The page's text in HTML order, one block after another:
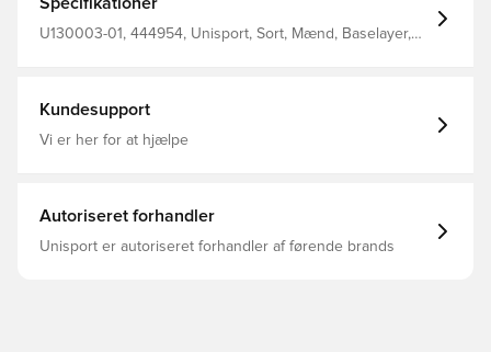
U130003-01, 444954, Unisport, Sort, Mænd, Baselayer,
Kundesupport
Vi er her for at hjælpe
Autoriseret forhandler
Unisport er autoriseret forhandler af førende brands